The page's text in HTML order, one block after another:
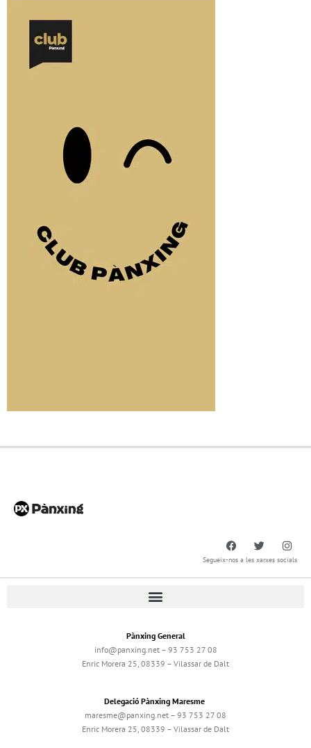
Segueix-nos a les xarxes socials
Pànxing General
info@panxing.net – 93 753 27 08
Enric Morera 25, 08339 – Vilassar de Dalt
Delegació Pànxing Maresme
maresme@panxing.net – 93 753 27 08
Enric Morera 25, 08339 – Vilassar de Dalt